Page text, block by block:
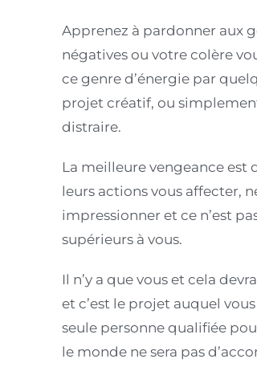
Apprenez à pardonner aux
négatives ou votre colère
ce genre d’énergie par
projet créatif, ou
distraire.
La meilleure vengeance est
leurs actions vous affecter,
impressionner et ce n’est
supérieurs à vous.
Il n’y a que vous et cela
et c’est le projet auquel
seule personne qualifiée
le monde ne sera pas